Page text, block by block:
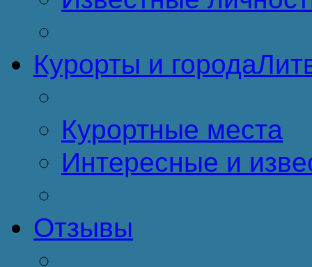
Курорты и города
Курортные места
Интересные и
Отзывы